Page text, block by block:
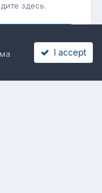
здесь.
I accept